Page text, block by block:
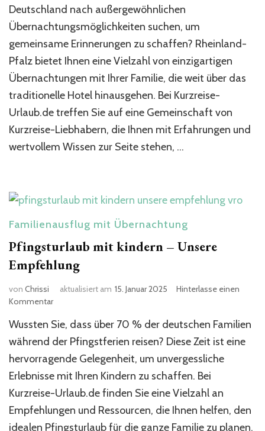
mit
Rheinland-
Pfalz
Deutschland nach außergewöhnlichen
Übernachtungsmöglichkeiten suchen, um
gemeinsame Erinnerungen zu schaffen? Rheinland-
Pfalz bietet Ihnen eine Vielzahl von einzigartigen
Übernachtungen mit Ihrer Familie, die weit über das
traditionelle Hotel hinausgehen. Bei Kurzreise-
Urlaub.de treffen Sie auf eine Gemeinschaft von
Kurzreise-Liebhabern, die Ihnen mit Erfahrungen und
wertvollem Wissen zur Seite stehen, …
Familienausflug mit Übernachtung
Pfingsturlaub mit kindern​ – Unsere
Empfehlung
von Chrissi aktualisiert am 15. Januar 2025
Hinterlasse einen
Kommentarzu
mit
kindern​
Unsere
Empfehlung
Wussten Sie, dass über 70 % der deutschen Familien
während der Pfingstferien reisen? Diese Zeit ist eine
hervorragende Gelegenheit, um unvergessliche
Erlebnisse mit Ihren Kindern zu schaffen. Bei
Kurzreise-Urlaub.de finden Sie eine Vielzahl an
Empfehlungen und Ressourcen, die Ihnen helfen, den
idealen Pfingsturlaub für die ganze Familie zu planen.